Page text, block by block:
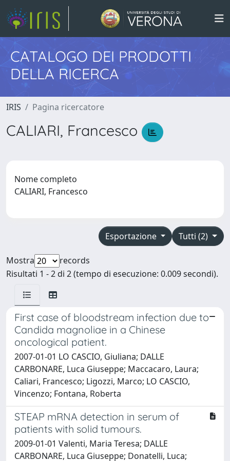
CATALOGO DEI PRODOTTI
DELLA RICERCA
IRIS Pagina ricercatore
CALIARI, Francesco
Nome completo
CALIARI, Francesco
Tutti (2)
Esportazione
Mostra
records
Risultati 1 - 2 di 2 (tempo di esecuzione: 0.009 secondi).
First case of bloodstream infection due to
Candida magnoliae in a Chinese
oncological patient.
2007-01-01 LO CASCIO, Giuliana; DALLE
CARBONARE, Luca Giuseppe; Maccacaro, Laura;
Caliari, Francesco; Ligozzi, Marco; LO CASCIO,
Vincenzo; Fontana, Roberta
STEAP mRNA detection in serum of
patients with solid tumours.
2009-01-01 Valenti, Maria Teresa; DALLE
CARBONARE, Luca Giuseppe; Donatelli, Luca;